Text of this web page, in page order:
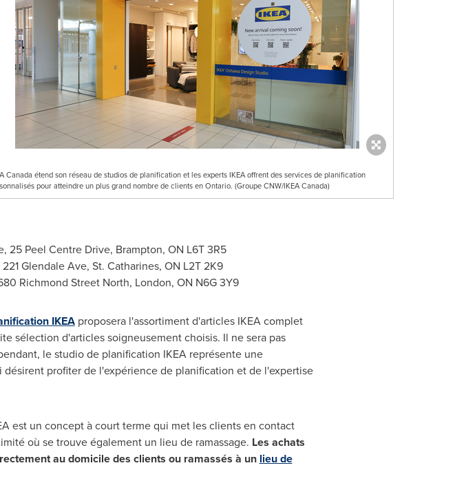
Canada étend son réseau de studios de planification et les experts IKEA offrent des services de planification
pour atteindre un plus grand nombre de clients en Ontario. (Groupe CNW/IKEA Canada)
25 Peel Centre Drive, Brampton, ON L6T 3R5
Glendale Ave, St. Catharines, ON L2T 2K9
Richmond Street North, London, ON N6G 3Y9
IKEAproposera l'assortiment d'articles IKEA complet
sélection d'articles soigneusement choisis. Il ne sera pas
le studio de planification IKEA représente une
profiter de l'expérience de planification et de l'expertise
est un concept à court terme qui met les clients en contact
où se trouve également un lieu de ramassage. Les achats
au domicile des clients ou ramassés à un lieu de